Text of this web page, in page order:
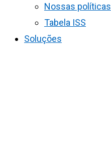
Nossas políticas
Tabela ISS
Soluções